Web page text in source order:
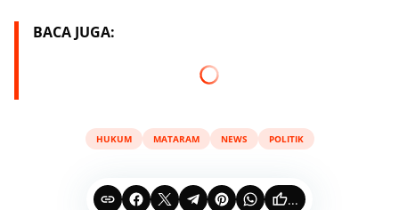
BACA JUGA:
HUKUM MATARAM NEWS POLITIK
...